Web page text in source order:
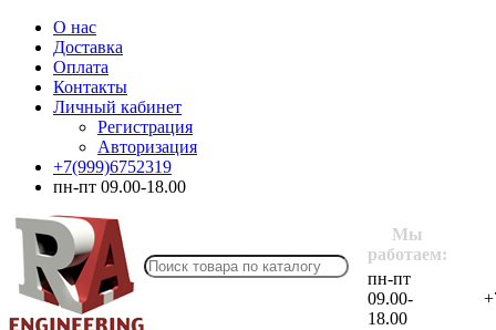
О нас
Доставка
Оплата
Контакты
Личный кабинет
Регистрация
Авторизация
+7(999)6752319
пн-пт 09.00-18.00
Мы
работаем:
пн-пт
09.00-
18.00